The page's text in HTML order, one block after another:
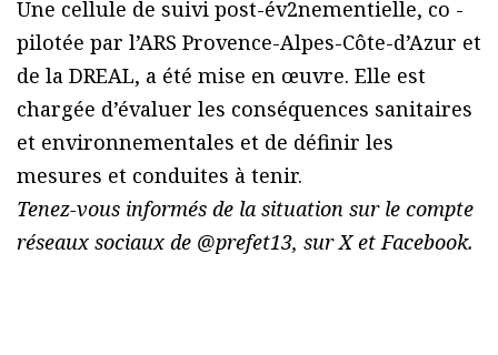
Une cellule de suivi post-év2nementielle, co -
pilotée par l’ARS Provence-Alpes-Côte-d’Azur et
de la DREAL, a été mise en œuvre. Elle est
chargée d’évaluer les conséquences sanitaires
et environnementales et de définir les
mesures et conduites à tenir.
Tenez-vous informés de la situation sur le compte
réseaux sociaux de @prefet13, sur X et Facebook.